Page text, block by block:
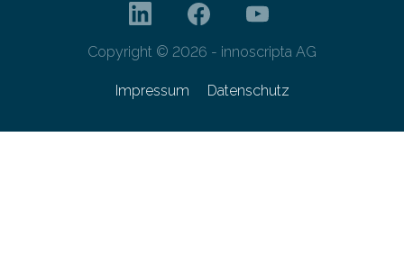
Copyright © 2026 - innoscripta AG
Impressum Datenschutz